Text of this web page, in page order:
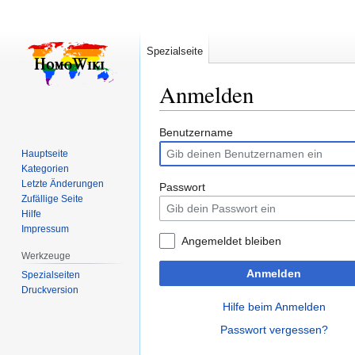
Anmelden
Zur
Navigation
springen
Zur
Suche
springen
Benutzername
Passwort
Angemeldet bleiben
Anmelden
Hilfe beim Anmelden
Passwort vergessen?
Spezialseite
Hauptseite
Kategorien
Letzte Änderungen
Zufällige Seite
Hilfe
Impressum
Werkzeuge
Spezialseiten
Druckversion